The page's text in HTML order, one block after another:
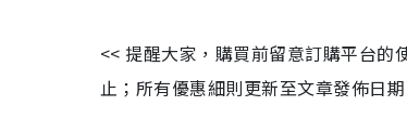
<< 提醒大家，購買前留意訂購平台的
止；所有優惠細則更新至文章發佈日